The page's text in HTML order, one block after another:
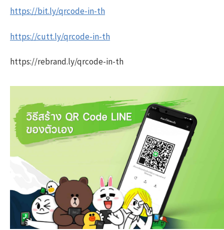
https://bit.ly/qrcode-in-th
https://cutt.ly/qrcode-in-th
https://rebrand.ly/qrcode-in-th